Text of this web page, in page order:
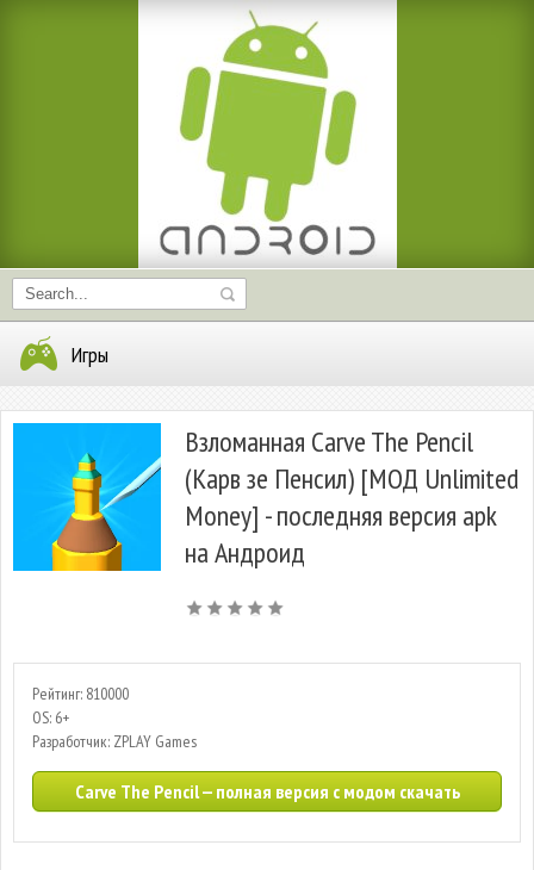
Игры
Взломанная Carve The Pencil
(Карв зе Пенсил) [МОД Unlimited
Money] - последняя версия apk
на Андроид
Рейтинг: 810000
OS: 6+
Разработчик: ZPLAY Games
Carve The Pencil — полная версия с модом скачать